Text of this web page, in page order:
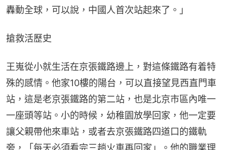
轟動全球，可以說，中國人首次站起來了。」
搶救活歷史
王嵬從小就生活在京張鐵路邊上，對這條鐵路有着特
殊的感情。他家10樓的陽台，可以直接望見西直門車
站，這是老京張鐵路的第二站，也是北京市區內唯一
一座頭等站。小的時候，幼稚園放學回家，他一定要
讓父親帶他來車站，或者去京張鐵路四道口的鐵軌
旁，「每天必須看完三趟火車再回家」。他的職業理